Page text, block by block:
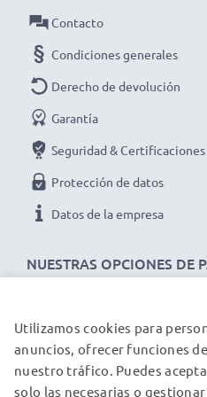
NUESTRAS OPCIONES DE
Contacto
Condiciones generales
Derecho de devolución
Garantía
Seguridad & Certificaciones
Protección de datos
Datos de la empresa
NUESTROS PARTNERS DE
Utilizamos cookies para
anuncios, ofrecer funciones
nuestro tráfico. Puedes
solo las necesarias o